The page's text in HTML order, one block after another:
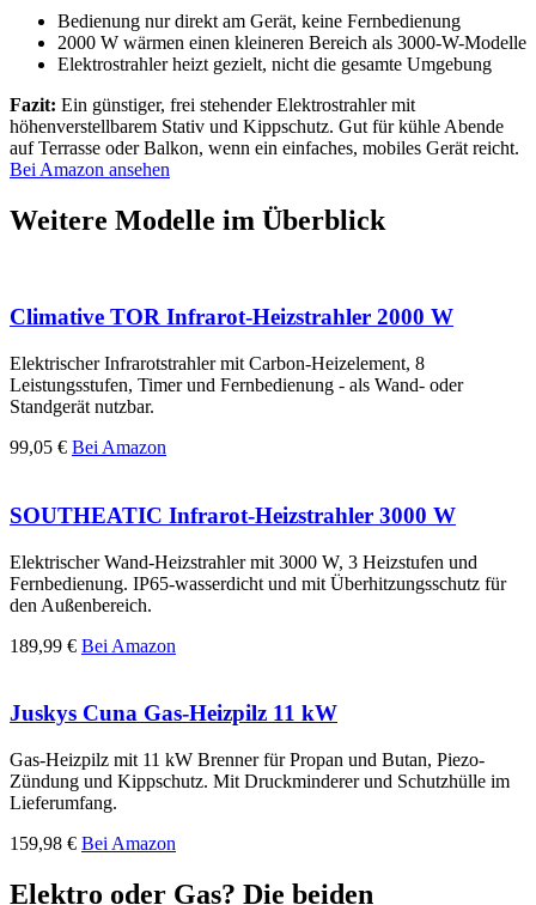
Bedienung nur direkt am Gerät, keine Fernbedienung
2000 W wärmen einen kleineren Bereich als 3000-W-Modelle
Elektrostrahler heizt gezielt, nicht die gesamte Umgebung
Fazit: Ein günstiger, frei stehender Elektrostrahler mit
höhenverstellbarem Stativ und Kippschutz. Gut für kühle Abende
auf Terrasse oder Balkon, wenn ein einfaches, mobiles Gerät reicht.
Bei Amazon ansehen
Weitere Modelle im Überblick
Climative TOR Infrarot-Heizstrahler 2000 W
Elektrischer Infrarotstrahler mit Carbon-Heizelement, 8
Leistungsstufen, Timer und Fernbedienung - als Wand- oder
Standgerät nutzbar.
99,05 € Bei Amazon
SOUTHEATIC Infrarot-Heizstrahler 3000 W
Elektrischer Wand-Heizstrahler mit 3000 W, 3 Heizstufen und
Fernbedienung. IP65-wasserdicht und mit Überhitzungsschutz für
den Außenbereich.
189,99 € Bei Amazon
Juskys Cuna Gas-Heizpilz 11 kW
Gas-Heizpilz mit 11 kW Brenner für Propan und Butan, Piezo-
Zündung und Kippschutz. Mit Druckminderer und Schutzhülle im
Lieferumfang.
159,98 € Bei Amazon
Elektro oder Gas? Die beiden